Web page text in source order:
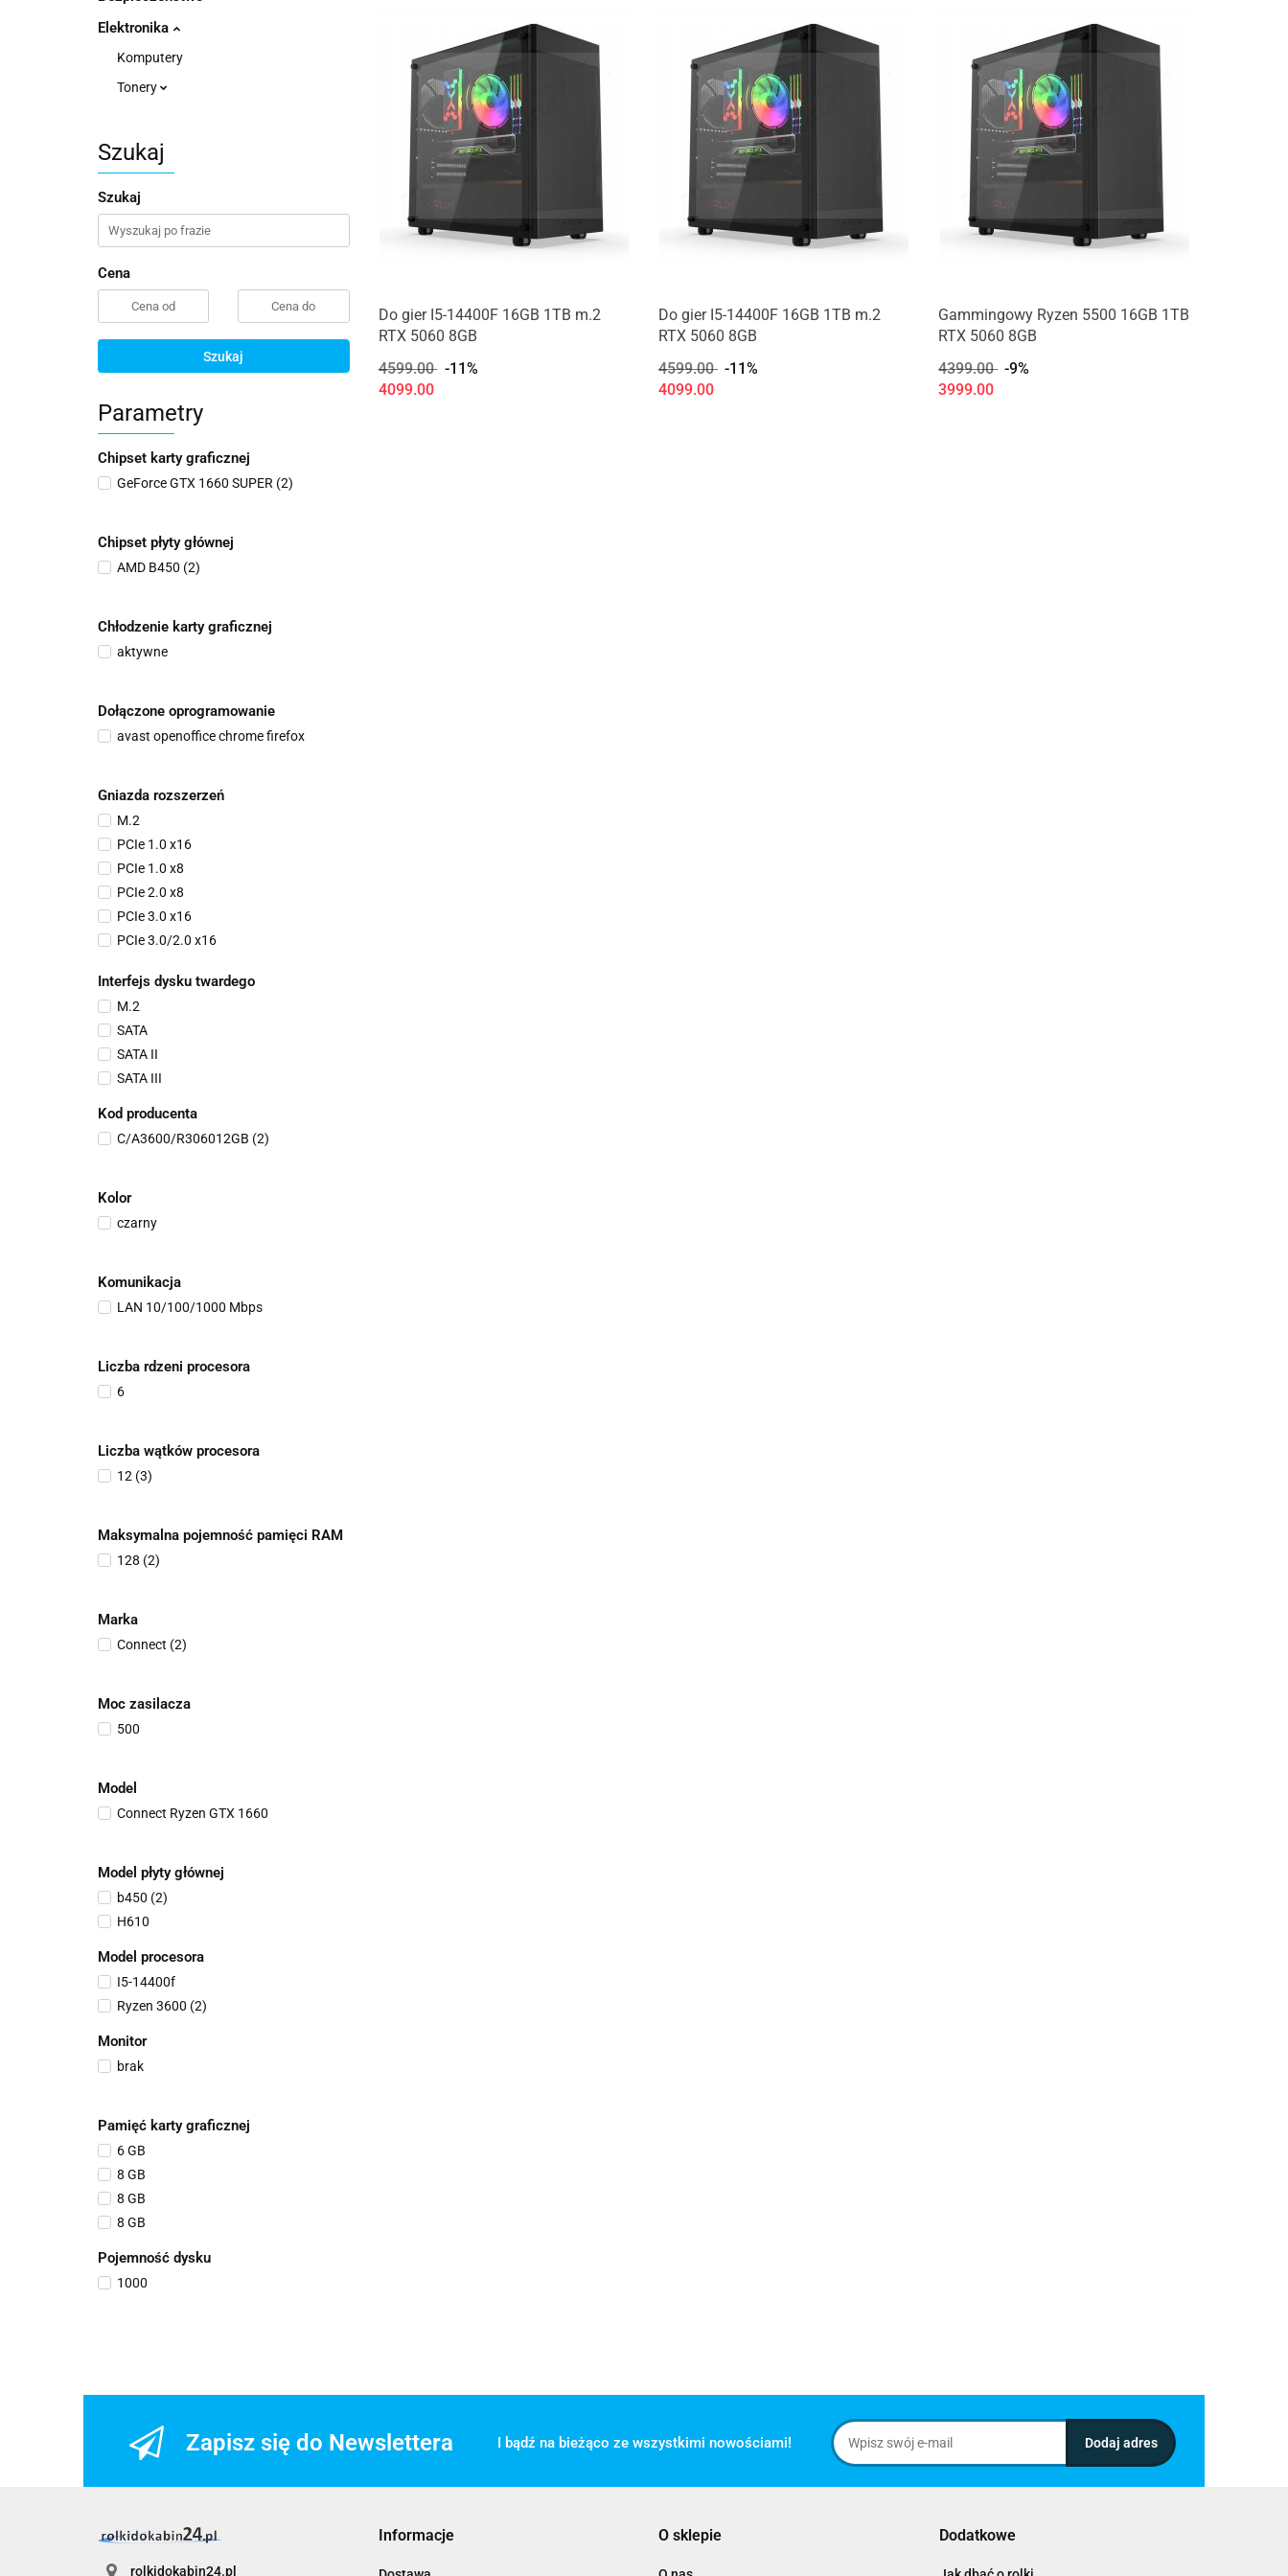
Elektronika
Komputery
Tonery
Szukaj
Szukaj
Cena
Szukaj
Parametry
Chipset karty graficznej
GeForce GTX 1660 SUPER (2)
Chipset płyty głównej
AMD B450 (2)
Chłodzenie karty graficznej
aktywne
Dołączone oprogramowanie
avast openoffice chrome firefox
Gniazda rozszerzeń
M.2
PCIe 1.0 x16
PCIe 1.0 x8
PCIe 2.0 x8
PCIe 3.0 x16
PCIe 3.0/2.0 x16
Interfejs dysku twardego
M.2
SATA
SATA II
SATA III
Kod producenta
C/A3600/R306012GB (2)
Kolor
czarny
Komunikacja
LAN 10/100/1000 Mbps
Liczba rdzeni procesora
6
Liczba wątków procesora
12 (3)
Maksymalna pojemność pamięci RAM
128 (2)
Marka
Connect (2)
Moc zasilacza
500
Model
Connect Ryzen GTX 1660
Model płyty głównej
b450 (2)
H610
Model procesora
I5-14400f
Ryzen 3600 (2)
Monitor
brak
Pamięć karty graficznej
6 GB
8 GB
8 GB
8 GB
Pojemność dysku
1000
Do gier I5-14400F 16GB 1TB m.2
RTX 5060 8GB
4599.00
-11%
4099.00
Do gier I5-14400F 16GB 1TB m.2
RTX 5060 8GB
4599.00 -11%
4099.00
Gammingowy Ryzen 5500 16GB 1TB
RTX 5060 8GB
4399.00 -9%
3999.00
Zapisz się do Newslettera I bądź na bieżąco ze wszystkimi nowościami!
rolkidokabin24.pl
Informacje O sklepie Dodatkowe